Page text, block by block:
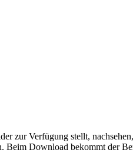
zur Verfügung stellt,
Download bekommt der